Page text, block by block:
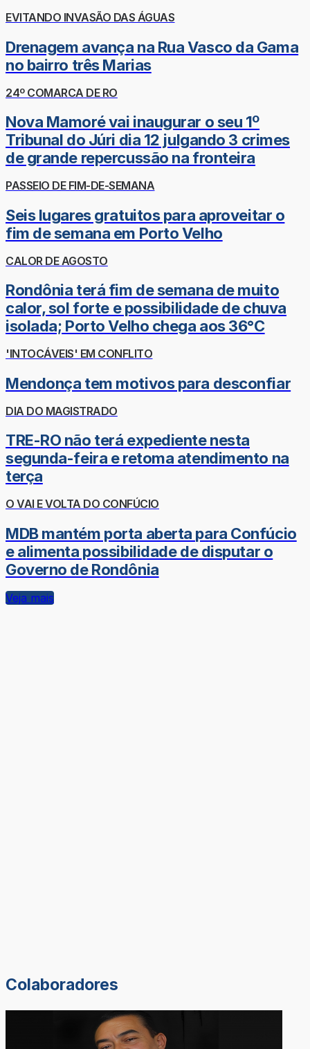
EVITANDO INVASÃO DAS ÁGUAS
Drenagem avança na Rua Vasco da Gama
no bairro três Marias
24º COMARCA DE RO
Nova Mamoré vai inaugurar o seu 1º
Tribunal do Júri dia 12 julgando 3 crimes
de grande repercussão na fronteira
PASSEIO DE FIM-DE-SEMANA
Seis lugares gratuitos para aproveitar o
fim de semana em Porto Velho
CALOR DE AGOSTO
Rondônia terá fim de semana de muito
calor, sol forte e possibilidade de chuva
isolada; Porto Velho chega aos 36°C
'INTOCÁVEIS' EM CONFLITO
Mendonça tem motivos para desconfiar
DIA DO MAGISTRADO
TRE-RO não terá expediente nesta
segunda-feira e retoma atendimento na
terça
O VAI E VOLTA DO CONFÚCIO
MDB mantém porta aberta para Confúcio
e alimenta possibilidade de disputar o
Governo de Rondônia
Veja mais
Colaboradores